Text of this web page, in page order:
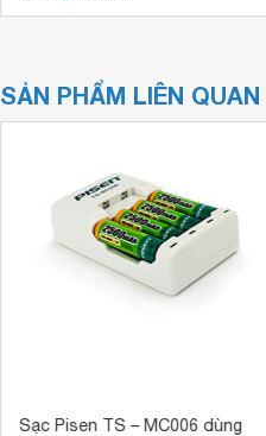
SẢN PHẨM LIÊN QUAN
Sạc Pisen TS – MC006 dùng